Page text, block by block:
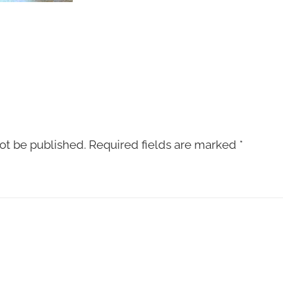
be published. Required fields are marked *